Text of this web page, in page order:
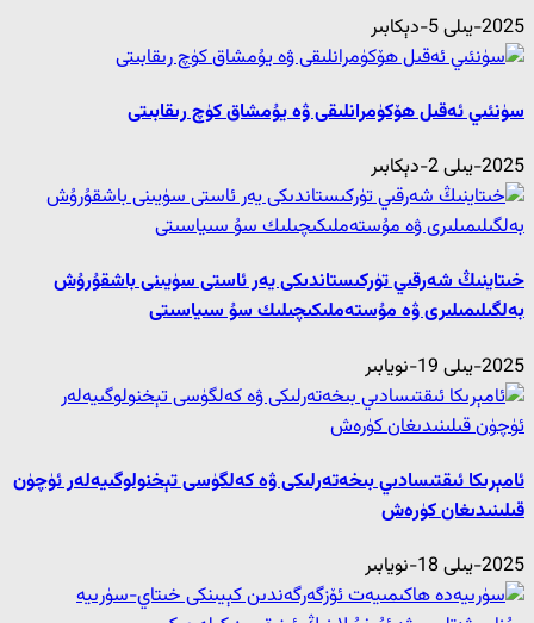
2025-يىلى 5-دېكابىر
سۈنئىي ئەقىل ھۆكۈمرانلىقى ۋە يۇمشاق كۈچ رىقابىتى
2025-يىلى 2-دېكابىر
خىتاينىڭ شەرقىي تۈركىستاندىكى يەر ئاستى سۈيىنى باشقۇرۇش
بەلگىلىمىلىرى ۋە مۇستەملىكىچىلىك سۇ سىياسىتى
2025-يىلى 19-نويابىر
ئامېرىكا ئىقتىسادىي بىخەتەرلىكى ۋە كەلگۈسى تېخنولوگىيەلەر ئۈچۈن
قىلىنىدىغان كۈرەش
2025-يىلى 18-نويابىر